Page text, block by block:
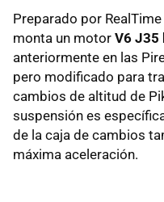
Preparado por RealTime
monta un motor V6 J35
anteriormente en las
pero modificado para
cambios de altitud de
suspensión es
de la caja de cambios
máxima aceleración.